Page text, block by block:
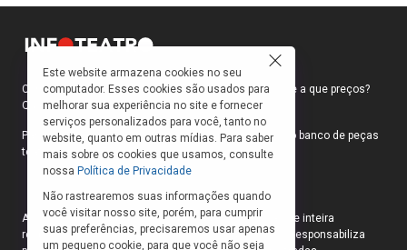
tornar a mãe do filho de Deus. Baseada na
obra homônima do premiado autor italiano Erri
de Luca, a peça foi concebida para o palco por
Suzana Nascimento, que também estrela o
monólogo, em sua primeira montagem no
Brasil.
Como faço para ir ao teatro? Onde compro ingressos e a que preços?
Quais peças estão em cartaz?
Para responder a essas e outras perguntas, criamos o banco de peças
teatrais do INFOTEATRO.
As informações das peças cadastradas no site são de inteira
responsabilidade das produções. O Infoteatro não se responsabiliza
Este website armazena cookies no seu
computador. Esses cookies são usados para
melhorar sua experiência no site e fornecer
serviços personalizados para você, tanto no
website, quanto em outras mídias. Para saber
mais sobre os cookies que usamos, consulte
nossa Política de Privacidade
Não rastrearemos suas informações quando
você visitar nosso site, porém, para cumprir
suas preferências, precisaremos usar apenas
um pequeno cookie, para que você não seja